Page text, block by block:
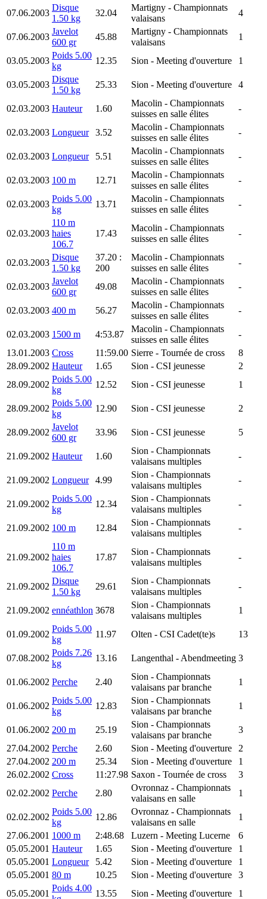
07.06.2003
Disque
1.50 kg
32.04
Martigny - Championnats
valaisans
4
07.06.2003
Javelot
600 gr
45.88
Martigny - Championnats
valaisans
1
03.05.2003
Poids 5.00
kg
12.35 Sion - Meeting d'ouverture 1
03.05.2003
Disque
1.50 kg
25.33 Sion - Meeting d'ouverture 4
02.03.2003 Hauteur 1.60
Macolin - Championnats
suisses en salle élites
-
02.03.2003 Longueur 3.52
Macolin - Championnats
suisses en salle élites
-
02.03.2003 Longueur 5.51
Macolin - Championnats
suisses en salle élites
-
02.03.2003 100 m 12.71
Macolin - Championnats
suisses en salle élites
-
02.03.2003
Poids 5.00
kg
13.71
Macolin - Championnats
suisses en salle élites
-
02.03.2003
110 m
haies
106.7
17.43
Macolin - Championnats
suisses en salle élites
-
02.03.2003
Disque
1.50 kg
37.20 :
200
Macolin - Championnats
suisses en salle élites
-
02.03.2003
Javelot
600 gr
49.08
Macolin - Championnats
suisses en salle élites
-
02.03.2003 400 m 56.27
Macolin - Championnats
suisses en salle élites
-
02.03.2003 1500 m 4:53.87
Macolin - Championnats
suisses en salle élites
-
13.01.2003 Cross 11:59.00 Sierre - Tournée de cross
8
28.09.2002 Hauteur 1.65 Sion - CSI jeunesse
2
28.09.2002
Poids 5.00
kg
12.52 Sion - CSI jeunesse 1
28.09.2002
Poids 5.00
kg
12.90 Sion - CSI jeunesse 2
28.09.2002
Javelot
600 gr
33.96 Sion - CSI jeunesse 5
21.09.2002 Hauteur 1.60
Sion - Championnats
valaisans multiples
-
21.09.2002 Longueur 4.99
Sion - Championnats
valaisans multiples
-
21.09.2002
Poids 5.00
kg
12.34
Sion - Championnats
valaisans multiples
-
21.09.2002 100 m 12.84
Sion - Championnats
valaisans multiples
-
21.09.2002
110 m
haies
106.7
17.87
Sion - Championnats
valaisans multiples
-
21.09.2002
Disque
1.50 kg
29.61
Sion - Championnats
valaisans multiples
-
21.09.2002 ennéathlon 3678
Sion - Championnats
valaisans multiples
1
01.09.2002
Poids 5.00
kg
11.97 Olten - CSI Cadet(te)s 13
07.08.2002
Poids 7.26
kg
13.16 Langenthal - Abendmeeting 3
01.06.2002 Perche 2.40
Sion - Championnats
valaisans par branche
1
01.06.2002
Poids 5.00
kg
12.83
Sion - Championnats
valaisans par branche
1
01.06.2002 200 m 25.19
Sion - Championnats
valaisans par branche
3
27.04.2002 Perche 2.60 Sion - Meeting d'ouverture
2
27.04.2002 200 m 25.34 Sion - Meeting d'ouverture
1
26.02.2002 Cross 11:27.98 Saxon - Tournée de cross
3
02.02.2002 Perche 2.80
Ovronnaz - Championnats
valaisans en salle
1
02.02.2002
Poids 5.00
kg
12.86
Ovronnaz - Championnats
valaisans en salle
1
27.06.2001 1000 m 2:48.68 Luzern - Meeting Lucerne
6
05.05.2001 Hauteur 1.65 Sion - Meeting d'ouverture
1
05.05.2001 Longueur 5.42 Sion - Meeting d'ouverture
1
05.05.2001 80 m 10.25 Sion - Meeting d'ouverture
3
05.05.2001
Poids 4.00
13.55 Sion - Meeting d'ouverture 1